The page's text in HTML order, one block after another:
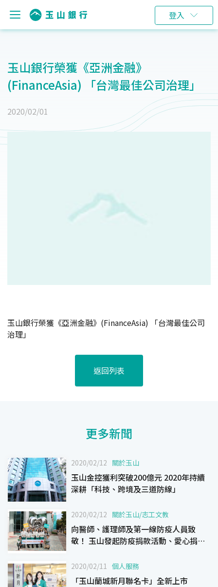
登入
玉山銀行榮獲《亞洲金融》
(FinanceAsia) 「台灣最佳公司治理」
2020/02/01
玉山銀行榮獲《亞洲金融》(FinanceAsia) 「台灣最佳公司
治理」
返回列表
更多新聞
2020/02/12 關於玉山
玉山金控獲利突破200億元 2020年持續
深耕「科技、跨境及三道防線」
2020/02/12 關於玉山/志工文教
向醫師、護理師及第一線防疫人員致
敬！ 玉山發起防疫捐款活動、愛心捐血
2020/02/11 個人服務
「玉山蘭城新月聯名卡」全新上市